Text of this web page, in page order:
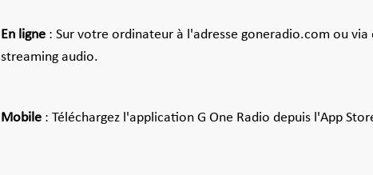
En ligne : Sur votre ordinateur à l'adresse goneradio.com ou via
streaming audio.
Mobile : Téléchargez l'application G One Radio depuis l'App